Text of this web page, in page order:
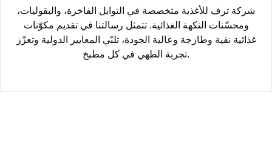
شركة ترف للأغذية متخصصة في التوابل الفاخرة، والبقوليات،
ومحسّنات النكهة الغذائية. تتمثل رسالتنا في تقديم مكوّنات
غذائية نقية وطازجة وعالية الجودة، تلبّي المعايير الدولية وتعزّز
تجربة الطهي في كل مطبخ.